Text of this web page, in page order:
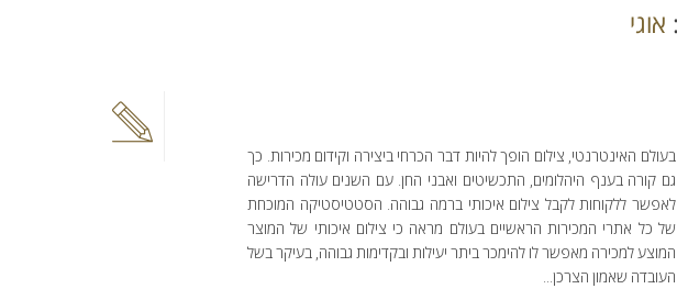
אוגי
בעולם האינטרנטי, צילום הופך להיות דבר הכרחי ביצירה וקידום מכירות. כך
גם קורה בענף היהלומים, התכשיטים ואבני החן. עם השנים עולה הדרישה
לאפשר ללקוחות לקבל צילום איכותי ברמה גבוהה. הסטטיסטיקה המוכחת
של כל אתרי המכירות הראשיים בעולם מראה כי צילום איכותי של המוצר
המוצע למכירה מאפשר לו להימכר ביתר יעילות ובקדימות גבוהה, בעיקר בשל
העובדה שאמון הצרכן...